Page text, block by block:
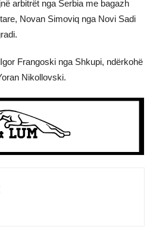
arbitrët nga Serbia me bagazh
Novan Simoviq nga Novi Sadi
Frangoski nga Shkupi, ndërkohë
Nikollovski.